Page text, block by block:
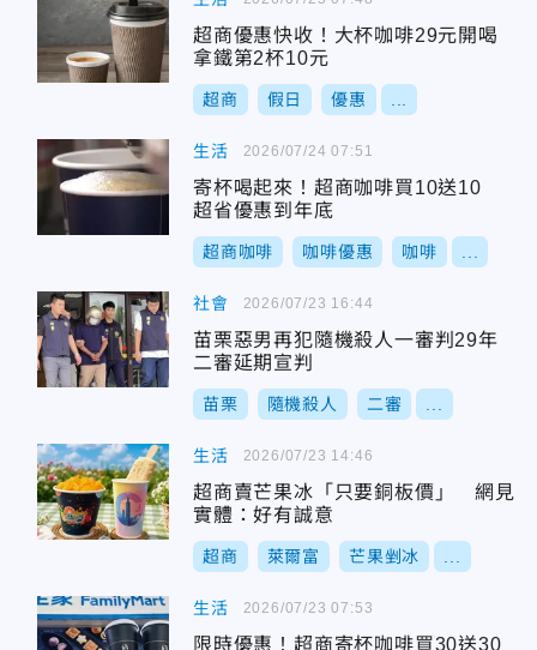
超商優惠快收！大杯咖啡29元開喝
拿鐵第2杯10元
超商 假日 優惠
生活
寄杯喝起來！超商咖啡買10送10
超省優惠到年底
超商咖啡 咖啡優惠 咖啡
2026/07/24 07:51
社會
苗栗惡男再犯隨機殺人一審判29年
二審延期宣判
苗栗 隨機殺人 二審
2026/07/23 16:44
生活
超商賣芒果冰「只要銅板價」 網見
實體：好有誠意
超商 萊爾富 芒果剉冰
2026/07/23 14:46
生活
限時優惠！超商寄杯咖啡買30送30
2026/07/23 07:53